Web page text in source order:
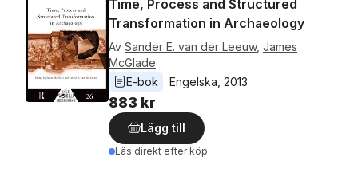
Time, Process and Structured
Transformation in Archaeology
Av Sander E. van der Leeuw, James
McGlade
E-bok
Engelska 2013
883 kr
Lägg till
Läs direkt efter köp